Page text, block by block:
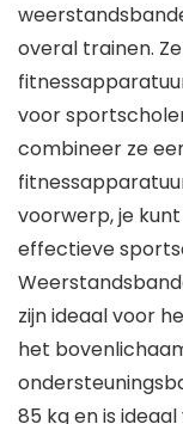
overal trainen.
voor
combineer ze
voorwerp, je
effectieve
zijn ideaal voor
het
85 kg en is